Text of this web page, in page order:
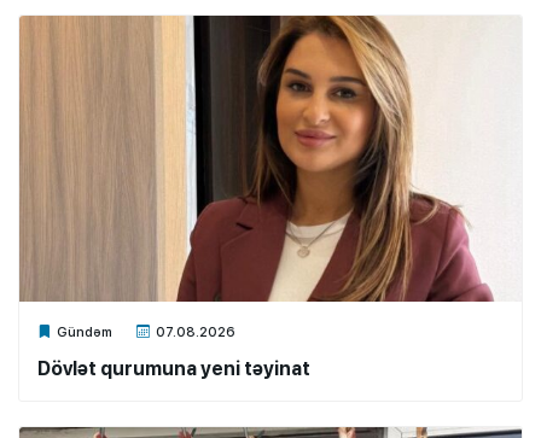
Gündəm 07.08.2026
Xalq.Online
Dövlət qurumuna yeni təyinat